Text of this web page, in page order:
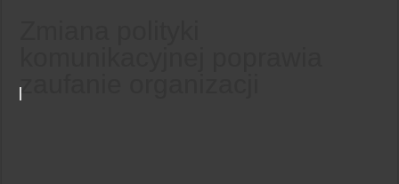
zaufanie organizacji